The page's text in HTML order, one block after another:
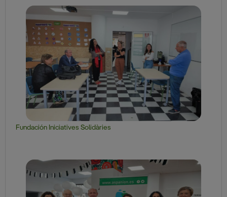
Fundación Iniciatives Solidàries